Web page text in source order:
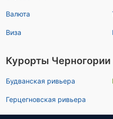
Валюта
Виза
Курорты Черногории
Будванская ривьера
Герцегновская ривьера